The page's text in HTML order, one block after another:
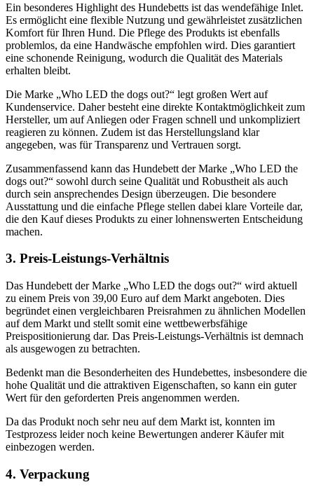
Ein besonderes Highlight des Hundebetts ist das wendefähige Inlet.
Es ermöglicht eine flexible Nutzung und gewährleistet zusätzlichen
Komfort für Ihren Hund. Die Pflege des Produkts ist ebenfalls
problemlos, da eine Handwäsche empfohlen wird. Dies garantiert
eine schonende Reinigung, wodurch die Qualität des Materials
erhalten bleibt.
Die Marke „Who LED the dogs out?“ legt großen Wert auf
Kundenservice. Daher besteht eine direkte Kontaktmöglichkeit zum
Hersteller, um auf Anliegen oder Fragen schnell und unkompliziert
reagieren zu können. Zudem ist das Herstellungsland klar
angegeben, was für Transparenz und Vertrauen sorgt.
Zusammenfassend kann das Hundebett der Marke „Who LED the
dogs out?“ sowohl durch seine Qualität und Robustheit als auch
durch sein ansprechendes Design überzeugen. Die besondere
Ausstattung und die einfache Pflege stellen dabei klare Vorteile dar,
die den Kauf dieses Produkts zu einer lohnenswerten Entscheidung
machen.
3. Preis-Leistungs-Verhältnis
Das Hundebett der Marke „Who LED the dogs out?“ wird aktuell
zu einem Preis von 39,00 Euro auf dem Markt angeboten. Dies
begründet einen vergleichbaren Preisrahmen zu ähnlichen Modellen
auf dem Markt und stellt somit eine wettbewerbsfähige
Preispositionierung dar. Das Preis-Leistungs-Verhältnis ist demnach
als ausgewogen zu betrachten.
Bedenkt man die Besonderheiten des Hundebettes, insbesondere die
hohe Qualität und die attraktiven Eigenschaften, so kann ein guter
Wert für den geforderten Preis angenommen werden.
Da das Produkt noch sehr neu auf dem Markt ist, konnten im
Testprozess leider noch keine Bewertungen anderer Käufer mit
einbezogen werden.
4. Verpackung